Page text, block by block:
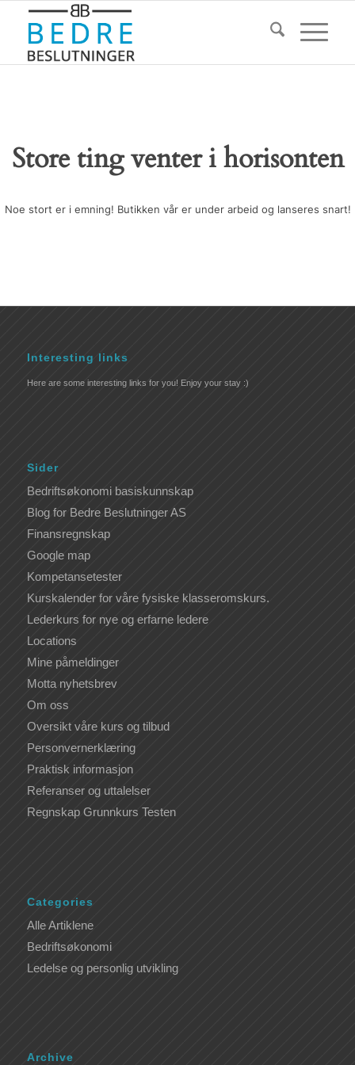
Store ting venter i horisonten
Noe stort er i emning! Butikken vår er under arbeid og lanseres snart!
Interesting links
Here are some interesting links for you! Enjoy your stay :)
Sider
Bedriftsøkonomi basiskunnskap
Blog for Bedre Beslutninger AS
Finansregnskap
Google map
Kompetansetester
Kurskalender for våre fysiske klasseromskurs.
Lederkurs for nye og erfarne ledere
Locations
Mine påmeldinger
Motta nyhetsbrev
Om oss
Oversikt våre kurs og tilbud
Personvernerklæring
Praktisk informasjon
Referanser og uttalelser
Regnskap Grunnkurs Testen
Categories
Alle Artiklene
Bedriftsøkonomi
Ledelse og personlig utvikling
Archive